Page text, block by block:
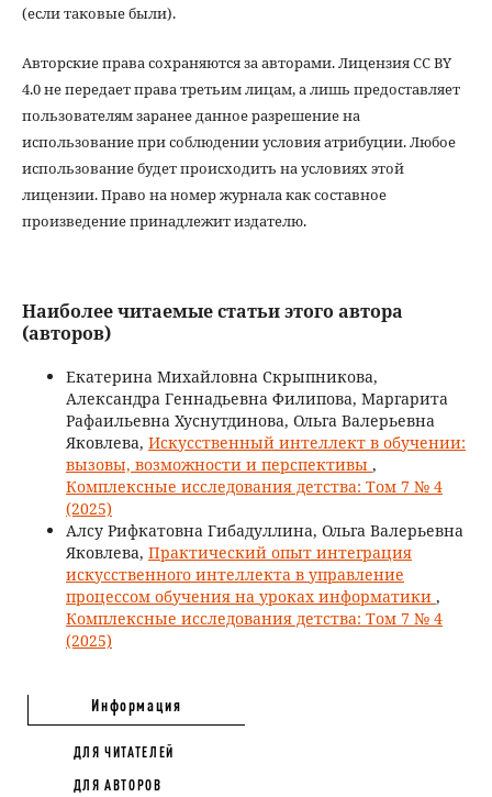
(если таковые были).
Авторские права сохраняются за авторами. Лицензия CC BY
4.0 не передает права третьим лицам, а лишь предоставляет
пользователям заранее данное разрешение на
использование при соблюдении условия атрибуции. Любое
использование будет происходить на условиях этой
лицензии. Право на номер журнала как составное
произведение принадлежит издателю.
Наиболее читаемые статьи этого автора
(авторов)
Екатерина Михайловна Скрыпникова,
Александра Геннадьевна Филипова, Маргарита
Рафаильевна Хуснутдинова, Ольга Валерьевна
Яковлева, Искусственный интеллект в обучении:
вызовы, возможности и перспективы ,
Комплексные исследования детства: Том 7 № 4
(2025)
Алсу Рифкатовна Гибадуллина, Ольга Валерьевна
Яковлева, Практический опыт интеграция
искусственного интеллекта в управление
процессом обучения на уроках информатики ,
Комплексные исследования детства: Том 7 № 4
(2025)
Информация
ДЛЯ ЧИТАТЕЛЕЙ
ДЛЯ АВТОРОВ